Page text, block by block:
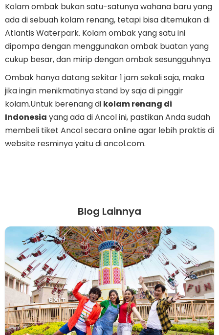
Kolam ombak bukan satu-satunya wahana baru yang
ada di sebuah kolam renang, tetapi bisa ditemukan di
Atlantis Waterpark. Kolam ombak yang satu ini
dipompa dengan menggunakan ombak buatan yang
cukup besar, dan mirip dengan ombak sesungguhnya.
Ombak hanya datang sekitar 1 jam sekali saja, maka
jika ingin menikmatinya stand by saja di pinggir
kolam.Untuk berenang di kolam renang di
Indonesia yang ada di Ancol ini, pastikan Anda sudah
membeli tiket Ancol secara online agar lebih praktis di
website resminya yaitu di ancol.com.
Blog Lainnya